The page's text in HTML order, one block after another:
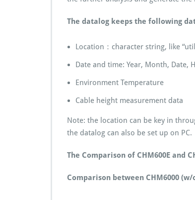
The datalog keeps the following
Location：character string, like
Date and time: Year, Month, Date,
Environment Temperature
Cable height measurement data
Note: the location can be key in
the datalog can also be set up on PC.
The Comparison of CHM600E and
Comparison between CHM6000 (w/